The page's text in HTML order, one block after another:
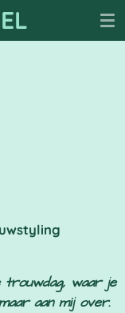
waar je
aan mij over.